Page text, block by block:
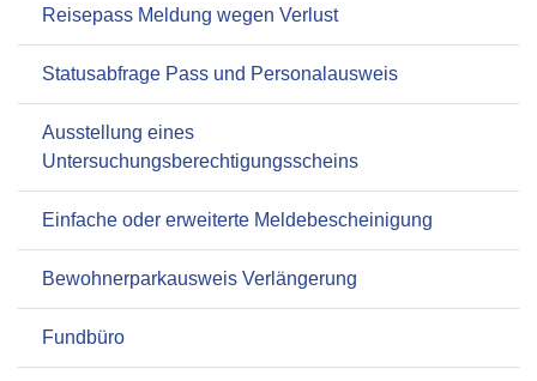
Reisepass Meldung wegen Verlust
Statusabfrage Pass und Personalausweis
Ausstellung eines
Untersuchungsberechtigungsscheins
Einfache oder erweiterte Meldebescheinigung
Bewohnerparkausweis Verlängerung
Fundbüro